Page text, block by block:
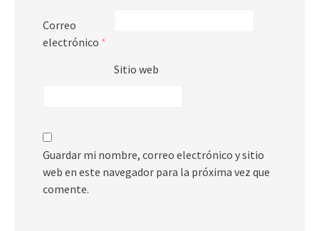
Correo
electrónico *
Sitio web
Guardar mi nombre, correo electrónico y sitio
web en este navegador para la próxima vez que
comente.